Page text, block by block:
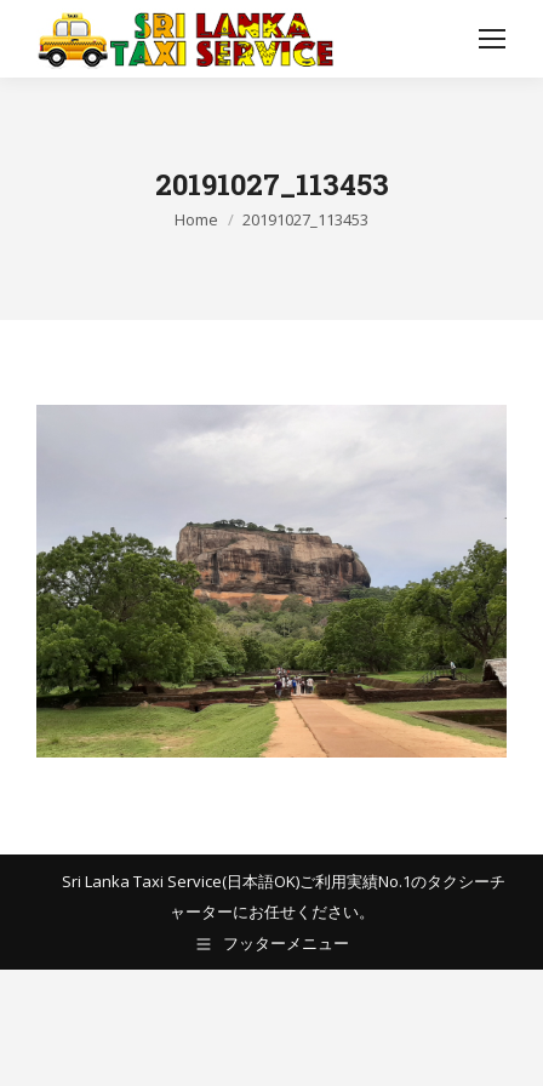
20191027_113453
You are here:
Home 20191027_113453
Sri Lanka Taxi Service(日本語OK)ご利用実績No.1のタクシーチ
ャーターにお任せください。
フッターメニュー